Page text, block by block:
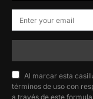
Al marcar esta
términos de uso con
a través de este